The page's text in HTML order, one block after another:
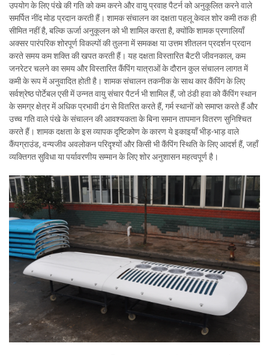
उपयोग के लिए पंखे की गति को कम करने और वायु प्रवाह पैटर्न को अनुकूलित करने वाले
समर्पित नींद मोड प्रदान करती हैं। शामक संचालन का दक्षता पहलू केवल शोर कमी तक ही
सीमित नहीं है, बल्कि ऊर्जा अनुकूलन को भी शामिल करता है, क्योंकि शामक प्रणालियाँ
अक्सर पारंपरिक शोरपूर्ण विकल्पों की तुलना में समकक्ष या उत्तम शीतलन प्रदर्शन प्रदान
करते समय कम शक्ति की खपत करती हैं। यह दक्षता विस्तारित बैटरी जीवनकाल, कम
जनरेटर चलने का समय और विस्तारित कैंपिंग यात्राओं के दौरान कुल संचालन लागत में
कमी के रूप में अनुवादित होती है। शामक संचालन तकनीक के साथ कार कैंपिंग के लिए
सर्वश्रेष्ठ पोर्टेबल एसी में उन्नत वायु संचार पैटर्न भी शामिल हैं, जो ठंडी हवा को कैंपिंग स्थान
के समग्र क्षेत्र में अधिक प्रभावी ढंग से वितरित करते हैं, गर्म स्थानों को समाप्त करते हैं और
उच्च गति वाले पंखे के संचालन की आवश्यकता के बिना समान तापमान वितरण सुनिश्चित
करते हैं। शामक दक्षता के इस व्यापक दृष्टिकोण के कारण ये इकाइयाँ भीड़-भाड़ वाले
कैंपग्राउंड, वन्यजीव अवलोकन परिदृश्यों और किसी भी कैंपिंग स्थिति के लिए आदर्श हैं, जहाँ
व्यक्तिगत सुविधा या पर्यावरणीय सम्मान के लिए शोर अनुशासन महत्वपूर्ण है।